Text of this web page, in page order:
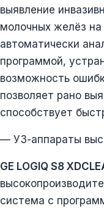
выявление
молочных желёз
автоматически
программой,
возможность
позволяет рано
способствует
— УЗ-аппараты
GE LOGIQ S8
система с